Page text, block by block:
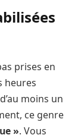
prises en
heures
d’au moins un
ce genre
». Vous